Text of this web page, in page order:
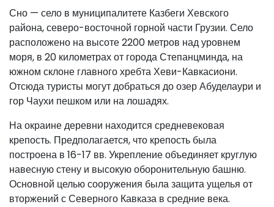
Сно — село в муниципалитете Казбеги Хевского
района, северо-восточной горной части Грузии. Село
расположено на высоте 2200 метров над уровнем
моря, в 20 километрах от города Степанцминда, на
южном склоне главного хребта Хеви-Кавкасиони.
Отсюда туристы могут добраться до озер Абуделаури и
гор Чаухи пешком или на лошадях.
На окраине деревни находится средневековая
крепость. Предполагается, что крепость была
построена в 16-17 вв. Укрепление объединяет круглую
навесную стену и высокую оборонительную башню.
Основной целью сооружения была защита ущелья от
вторжений с Северного Кавказа в средние века.